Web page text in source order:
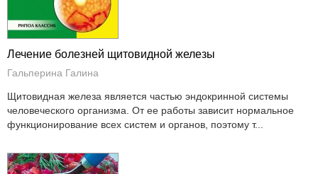
Лечение болезней щитовидной железы
Гальперина Галина
Щитовидная железа является частью эндокринной системы
человеческого организма. От ее работы зависит нормальное
функционирование всех систем и органов, поэтому т...